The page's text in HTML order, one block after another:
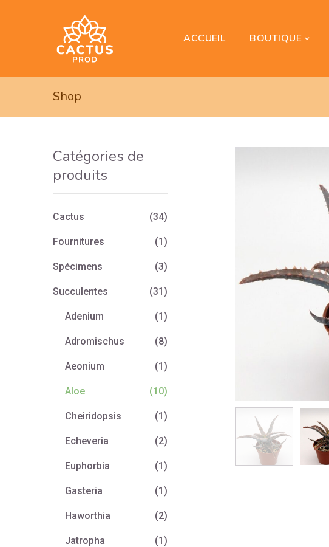
ACCUEIL BOUTIQUE
Shop
Catégories de
produits
Cactus (34)
Fournitures (1)
Spécimens (3)
Succulentes (31)
Adenium (1)
Adromischus (8)
Aeonium (1)
Aloe (10)
Cheiridopsis (1)
Echeveria (2)
Euphorbia (1)
Gasteria (1)
Haworthia (2)
Jatropha (1)